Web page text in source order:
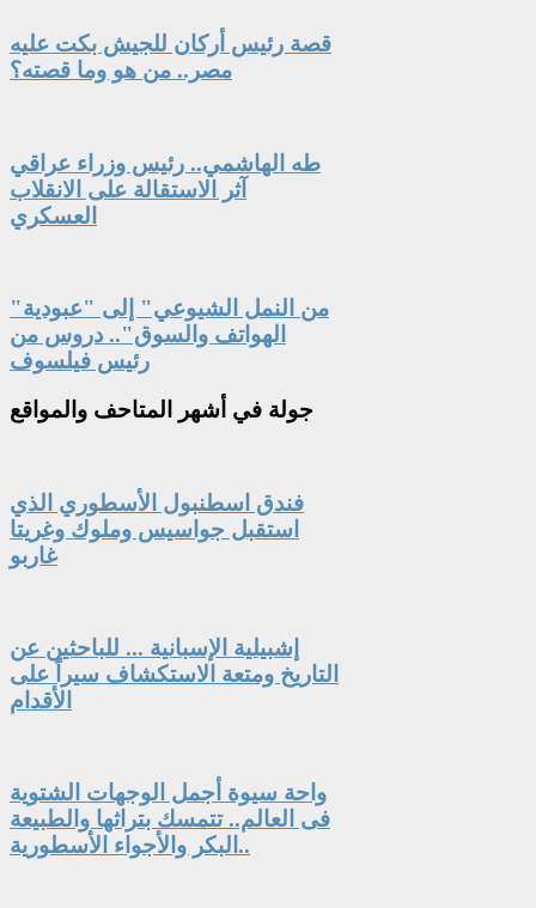
قصة رئيس أركان للجيش بكت عليه
مصر.. من هو وما قصته؟
طه الهاشمي.. رئيس وزراء عراقي
آثر الاستقالة على الانقلاب
العسكري
"من النمل الشيوعي" إلى "عبودية
الهواتف والسوق".. دروس من
رئيس فيلسوف
جولة في أشهر المتاحف والمواقع
فندق اسطنبول الأسطوري الذي
استقبل جواسيس وملوك وغريتا
غاربو
إشبيلية الإسبانية ... للباحثين عن
التاريخ ومتعة الاستكشاف سيراً على
الأقدام
واحة سيوة أجمل الوجهات الشتوية
فى العالم.. تتمسك بتراثها والطبيعة
البكر والأجواء الأسطورية..